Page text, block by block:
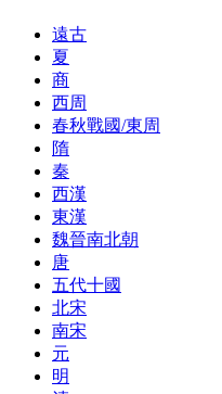
遠古
夏
商
西周
春秋戰國/東周
隋
秦
西漢
東漢
魏晉南北朝
唐
五代十國
北宋
南宋
元
明